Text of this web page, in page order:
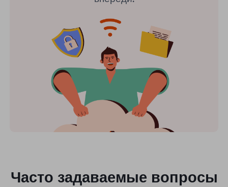
Часто задаваемые вопросы